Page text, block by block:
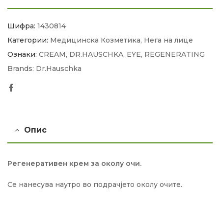
Шифра: 1430814
Категории: Медицинска Козметика, Нега на лице
Ознаки: CREAM, DR.HAUSCHKA, EYE, REGENERATING
Brands: Dr.Hauschka
Опис
Регенеративен крем за околу очи.
Се нанесува наутро во подрачјето околу очите.